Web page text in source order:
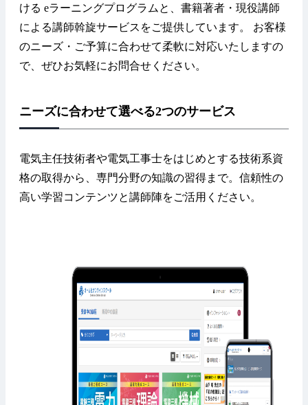
ける eラーニングプログラムと、書籍著者・現役講師
による講師斡旋サービスをご提供しています。 お客様
のニーズ・ご予算に合わせて柔軟に対応いたしますの
で、ぜひお気軽にお問合せください。
ニーズに合わせて選べる2つのサービス
電気主任技術者や電気工事士をはじめとする技術系資
格の取得から、専門分野の知識の習得まで。信頼性の
高い学習コンテンツと講師陣をご活用ください。